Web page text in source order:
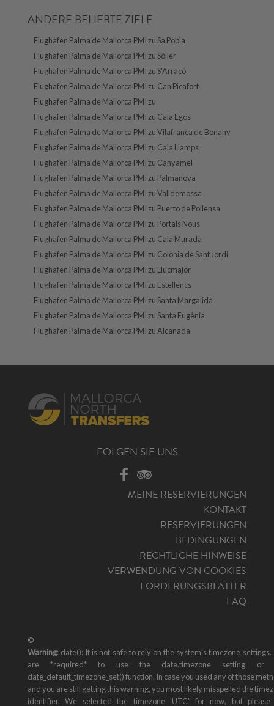
ANDERE BELIEBTE ZIELE
Flughafen Palma de Mallorca PMI zu Sa Pobla
Flughafen Palma de Mallorca PMI zu Sóller
Flughafen Palma de Mallorca PMI zu S'Arracó
Flughafen Palma de Mallorca PMI zu Can Picafort
Flughafen Palma de Mallorca PMI zu
Flughafen Palma de Mallorca PMI zu Cala Egos
Flughafen Palma de Mallorca PMI zu Vilafranca de Bonany
Flughafen Palma de Mallorca PMI zu Cala Llamps
Flughafen Palma de Mallorca PMI zu Canyamel
Flughafen Palma de Mallorca PMI zu Palmanova
Flughafen Palma de Mallorca PMI zu Valldemossa
Flughafen Palma de Mallorca PMI zu Puerto de Pollensa
Flughafen Palma de Mallorca PMI zu Portals Nous
Flughafen Palma de Mallorca PMI zu Cala Murada
Flughafen Palma de Mallorca PMI zu Colònia de Sant Jordi
Flughafen Palma de Mallorca PMI zu Llucmajor
Flughafen Palma de Mallorca PMI zu Estellencs
Flughafen Palma de Mallorca PMI zu Santa Margalida
Flughafen Palma de Mallorca PMI zu Santa Eugènia
Flughafen Palma de Mallorca PMI zu Alcanada
FOLGEN SIE UNS
MEINE RESERVIERUNGEN
KONTAKT
RESERVIERUNGEN
BEDINGUNGEN
RECHTLICHE HINWEISE
VERWENDUNG VON COOKIES
FORDERUNGSBLÄTTER
FAQ
©
Warning: date(): It is not safe to rely on the system's timezone settings.
are *required* to use the date.timezone setting or
date_default_timezone_set() function. In case you used any of those
and you are still getting this warning, you most likely misspelled the
identifier. We selected the timezone 'UTC' for now, but please